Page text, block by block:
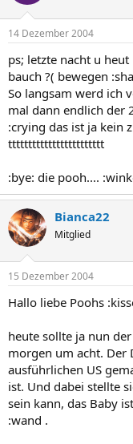
14 Dezember 2004
ps; letzte nacht u
bauch ?( bewegen
So langsam werd ich
mal dann endlich der
:crying das ist ja kein
tttttttttttttttttttttttt
:bye: die pooh....
Bianca22
Mitglied
15 Dezember 2004
Hallo liebe Poohs
heute sollte ja nun
morgen um acht. Der
ausführlichen US
ist. Und dabei stellte
sein kann, das Baby
:wand .